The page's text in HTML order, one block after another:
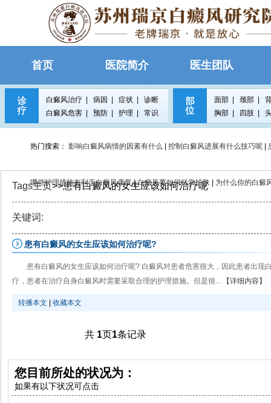
首页 医院简介 医生团队
白癜风治疗 病因 症状
诊断
白癜风危害
预防 护理 常识
面部 颈部
胸部
四肢
热门搜索： 影响白癜风病情的因素有什么 控制白癜风进展有什么技巧呢
哪些护理措施有利于白癜风康复|白癜风要如何科学护肤 为什么你的白癜
Tags主页>>患有白癜风的女生应该如何治疗呢
关键词:
患有白癜风的女生应该如何治疗呢?
患有白癜风的女生应该如何治疗呢? 白癜风对患者危害很大，因此患者出现
疗，患者在治疗自身白癜风时需要采取合理的护理措施。但是很...
【详细内容】
转播本文 收藏本文
共 1页1条记录
您目前所处的状况为：
如果有以下状况可点击